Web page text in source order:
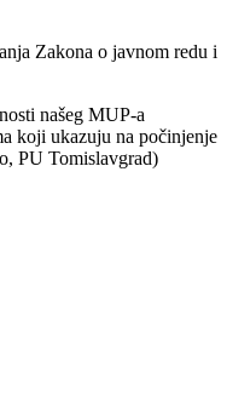
Zakona o javnom redu i
našeg MUP-a
koji ukazuju na počinjenje
PU Tomislavgrad)